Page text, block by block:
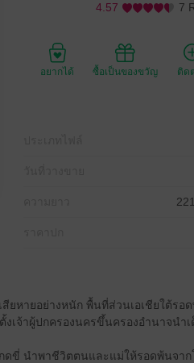
4.57 7
อยากได้ ซื้อเป็นของขวัญ ติด
ยหายอย่างหนัก พื้นที่ส่วนเอเชียใต้รอ
เจ้าผู้ปกครองนครขึ้นครองอำนาจนำ
นำพาชีวิตตนและแม่ให้รอดพ้นจาก